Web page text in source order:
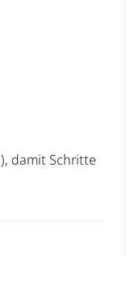
), damit Schritte